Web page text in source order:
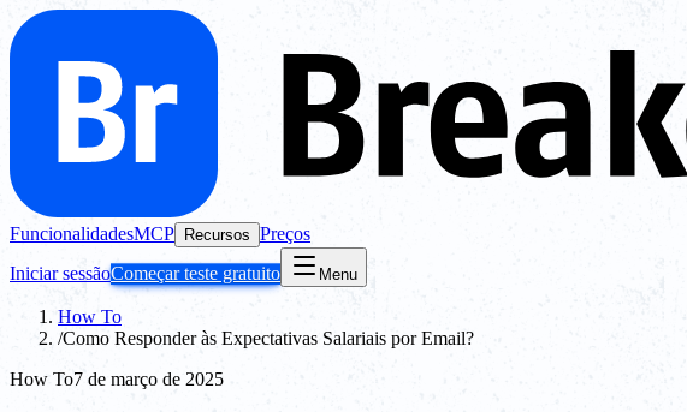
FuncionalidadesMCP Recursos Preços
Iniciar sessãoComeçar teste gratuito Menu
How To
/Como Responder às Expectativas Salariais por Email?
How To7 de março de 2025